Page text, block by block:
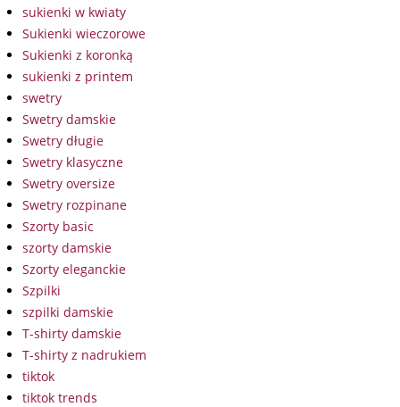
sukienki w kwiaty
Sukienki wieczorowe
Sukienki z koronką
sukienki z printem
swetry
Swetry damskie
Swetry długie
Swetry klasyczne
Swetry oversize
Swetry rozpinane
Szorty basic
szorty damskie
Szorty eleganckie
Szpilki
szpilki damskie
T-shirty damskie
T-shirty z nadrukiem
tiktok
tiktok trends